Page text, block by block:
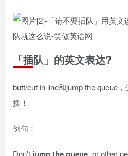
「插队」的英文表达?
butt/cut in line和jump the queue
换！
例句：
Don't , or other